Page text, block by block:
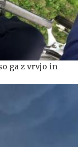
ga z vrvjo in